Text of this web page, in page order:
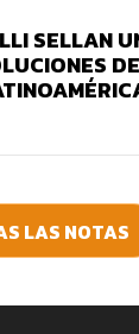
SELLAN
LAS NOTAS